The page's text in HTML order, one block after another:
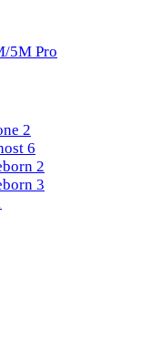
5M Pro
2
6
2
3